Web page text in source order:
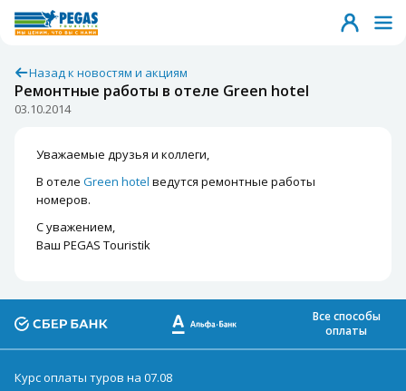
Назад к новостям и акциям
Ремонтные работы в отеле Green hotel
03.10.2014
Уважаемые друзья и коллеги,
В отеле Green hotel ведутся ремонтные работы
номеров.
С уважением,
Ваш PEGAS Touristik
Все способы
оплаты
Курс оплаты туров на 07.08